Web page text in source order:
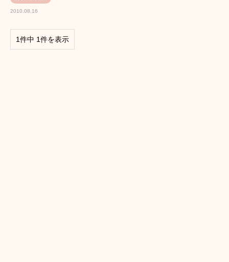
2010.08.16
1件中 1件を表示